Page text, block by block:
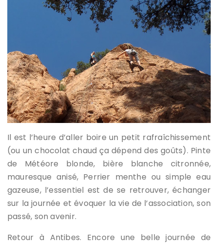
Il est l’heure d’aller boire un petit rafraîchissement
(ou un chocolat chaud ça dépend des goûts). Pinte
de Météore blonde, bière blanche citronnée,
mauresque anisé, Perrier menthe ou simple eau
gazeuse, l’essentiel est de se retrouver, échanger
sur la journée et évoquer la vie de l’association, son
passé, son avenir.
Retour à Antibes. Encore une belle journée de